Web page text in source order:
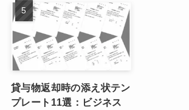
貸与物返却時の添え状テン
プレート11選：ビジネス